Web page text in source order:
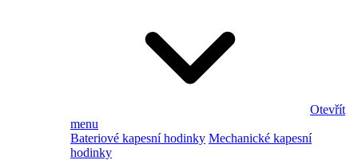
Otevřít
menu
Bateriové kapesní hodinky Mechanické kapesní
hodinky